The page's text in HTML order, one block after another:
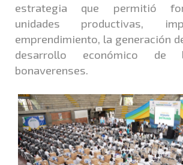
estrategia que permitió
unidades productivas,
emprendimiento, la generación
desarrollo económico de
bonaverenses.